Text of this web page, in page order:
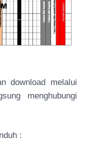
download melalui
menghubungi
: